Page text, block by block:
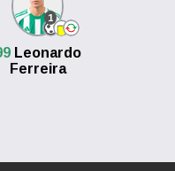
1
Leonardo
Ferreira